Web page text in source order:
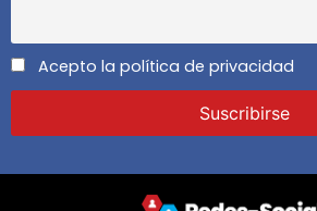
Acepto la política de privacidad